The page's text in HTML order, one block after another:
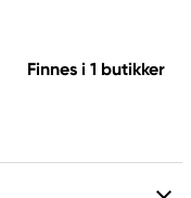
Finnes i 1 butikker